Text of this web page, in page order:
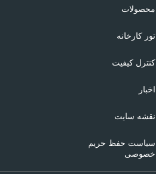
محصولات
تور کارخانه
کنترل کیفیت
اخبار
نقشه سایت
سیاست حفظ حریم
خصوصی